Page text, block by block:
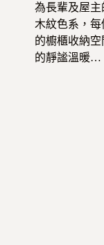
為長輩及屋
木紋色系，
的櫥櫃收納
的靜謐溫暖…